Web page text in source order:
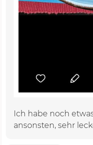
Ich habe noch
ansonsten, sehr